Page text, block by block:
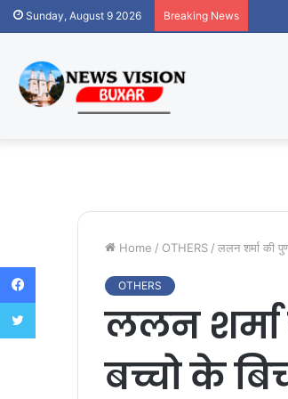
Sunday, August 9 2026 Breaking News
Home / OTHERS / ललन शर्मा की
OTHERS
ललन शर्मा
बच्चो के